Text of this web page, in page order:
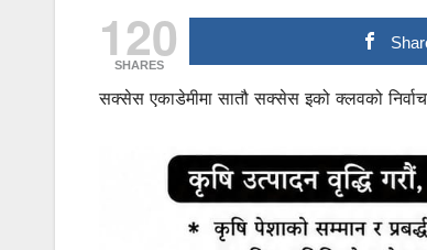
120
SHARES
सक्सेस एकाडेमीमा सातौ सक्सेस इको क्लवको